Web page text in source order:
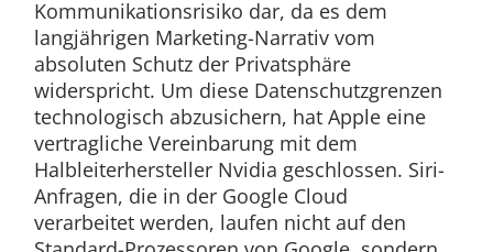
Kommunikationsrisiko dar, da es dem
langjährigen Marketing-Narrativ vom
absoluten Schutz der Privatsphäre
widerspricht. Um diese Datenschutzgrenzen
technologisch abzusichern, hat Apple eine
vertragliche Vereinbarung mit dem
Halbleiterhersteller Nvidia geschlossen. Siri-
Anfragen, die in der Google Cloud
verarbeitet werden, laufen nicht auf den